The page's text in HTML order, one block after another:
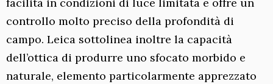
controllo molto preciso della profondità di
campo. Leica sottolinea inoltre la capacità
dell’ottica di produrre uno sfocato morbido e
naturale, elemento particolarmente apprezzato